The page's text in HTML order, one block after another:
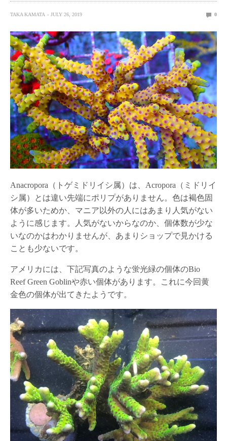
TAKA KAMATA JULY 26, 2019 0
Anacropora（トゲミドリイシ属）は、Acropora（ミドリイ
シ属）とは違い先端にポリプがありません。色は褐色固
体が多いためか、マニア以外の人にはあまり人気がない
ように感じます。人気がないからなのか、個体数が少な
いなのかはわかりませんが、あまりショップで見かける
ことも少ないです。
アメリカには、下記写真のような蛍光緑の個体のBio
Reef Green Goblinや赤い個体があります。これに今回黄
金色の個体が出てきたようです。